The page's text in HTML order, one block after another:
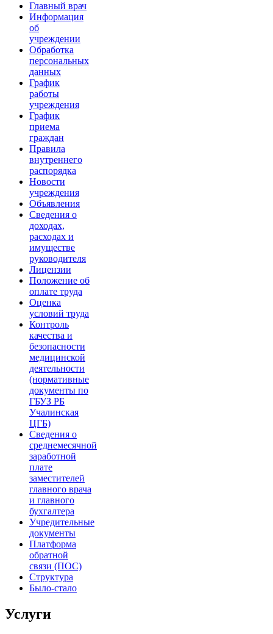
Главный врач
Информация
об
учреждении
Обработка
персональных
данных
График
работы
учреждения
График
приема
граждан
Правила
внутреннего
распорядка
Новости
учреждения
Объявления
Сведения о
доходах,
расходах и
имуществе
руководителя
Лицензии
Положение об
оплате труда
Оценка
условий труда
Контроль
качества и
безопасности
медицинской
деятельности
(нормативные
документы по
ГБУЗ РБ
Учалинская
ЦГБ)
Сведения о
среднемесячной
заработной
плате
заместителей
главного врача
и главного
бухгалтера
Учредительные
документы
Платформа
обратной
связи (ПОС)
Структура
Было-стало
Услуги